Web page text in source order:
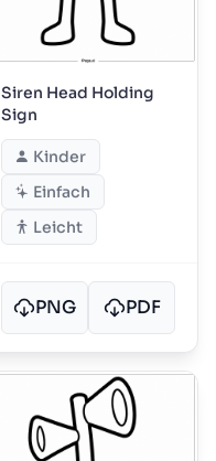
Siren Head Holding
Sign
Kinder
Einfach
Leicht
PNG PDF